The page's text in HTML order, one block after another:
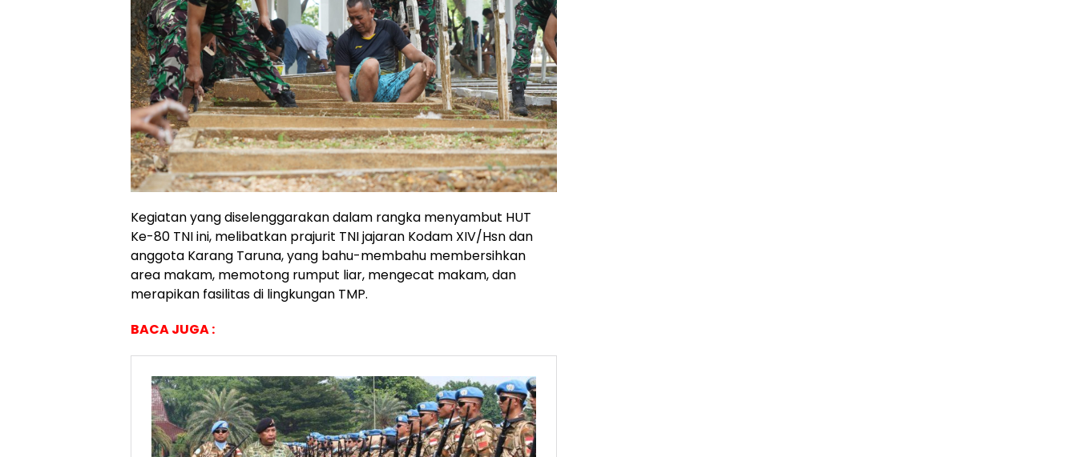
Kegiatan yang diselenggarakan dalam rangka menyambut HUT
Ke-80 TNI ini, melibatkan prajurit TNI jajaran Kodam XIV/Hsn dan
anggota Karang Taruna, yang bahu-membahu membersihkan
area makam, memotong rumput liar, mengecat makam, dan
merapikan fasilitas di lingkungan TMP.
BACA JUGA :